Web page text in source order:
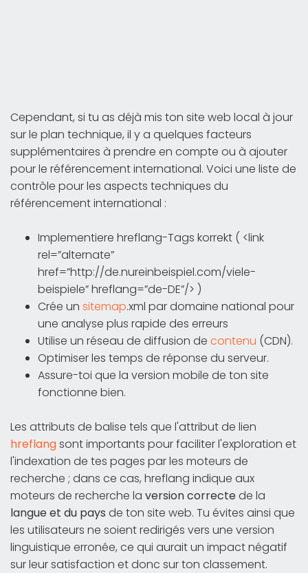
Cependant, si tu as déjà mis ton site web local à jour
sur le plan technique, il y a quelques facteurs
supplémentaires à prendre en compte ou à ajouter
pour le référencement international. Voici une liste de
contrôle pour les aspects techniques du
référencement international :
Implementiere hreflang-Tags korrekt ( <link
rel=”alternate”
href=”http://de.nureinbeispiel.com/viele-
beispiele” hreflang=”de-DE”/> )
Crée un sitemap.xml par domaine national pour
une analyse plus rapide des erreurs
Utilise un réseau de diffusion de contenu (CDN).
Optimiser les temps de réponse du serveur.
Assure-toi que la version mobile de ton site
fonctionne bien.
Les attributs de balise tels que l'attribut de lien
hreflangsont importants pour faciliter l'exploration et
l'indexation de tes pages par les moteurs de
recherche ; dans ce cas, hreflang indique aux
moteurs de recherche la version correctede la
langue et du pays de ton site web. Tu évites ainsi que
les utilisateurs ne soient redirigés vers une version
linguistique erronée, ce qui aurait un impact négatif
sur leur satisfaction et donc sur ton classement.